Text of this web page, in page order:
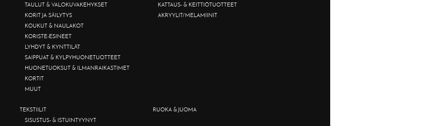
TAULUT & VALOKUVAKEHYKSET
KORIT JA SÄILYTYS
KOUKUT & NAULAKOT
KORISTE-ESINEET
LYHDYT & KYNTTILÄT
SAIPPUAT & KYLPYHUONETUOTTEET
HUONETUOKSUT & ILMANRAIKASTIMET
KORTIT
MUUT
KATTAUS- & KEITTIÖTUOTTEET
AKRYYLIT/MELAMIINIT
TEKSTIILIT
SISUSTUS- & ISTUINTYYNYT
RUOKA & JUOMA